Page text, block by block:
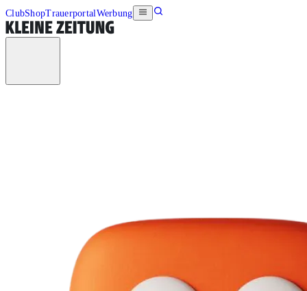
ClubShopTrauerportalWerbung